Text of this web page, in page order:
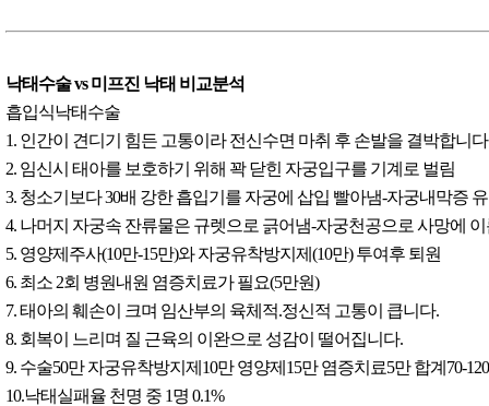
낙태수술 vs 미프진 낙태 비교분석
흡입식낙태수술
1. 인간이 견디기 힘든 고통이라 전신수면 마취 후 손발을 결박합니
2. 임신시 태아를 보호하기 위해 꽉 닫힌 자궁입구를 기계로 벌림
3. 청소기보다 30배 강한 흡입기를 자궁에 삽입 빨아냄-자궁내막증
4. 나머지 자궁속 잔류물은 규렛으로 긁어냄-자궁천공으로 사망에
5. 영양제주사(10만-15만)와 자궁유착방지제(10만) 투여후 퇴원
6. 최소 2회 병원내원 염증치료가 필요(5만원)
7. 태아의 훼손이 크며 임산부의 육체적.정신적 고통이 큽니다.
8. 회복이 느리며 질 근육의 이완으로 성감이 떨어집니다.
9. 수술50만 자궁유착방지제10만 영양제15만 염증치료5만 합계70-
10.낙태실패율 천명 중 1명 0.1%